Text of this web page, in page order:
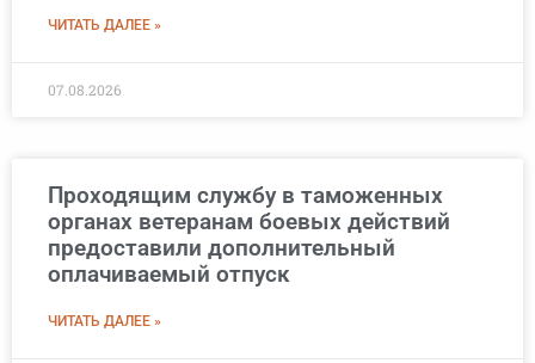
ЧИТАТЬ ДАЛЕЕ »
07.08.2026
Проходящим службу в таможенных
органах ветеранам боевых действий
предоставили дополнительный
оплачиваемый отпуск
ЧИТАТЬ ДАЛЕЕ »